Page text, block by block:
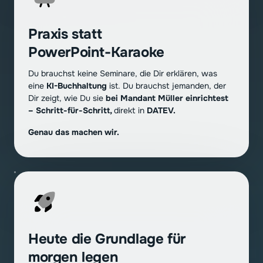
Praxis statt
PowerPoint-Karaoke
Du brauchst keine Seminare, die Dir erklären, was
eine KI-Buchhaltung ist. Du brauchst jemanden, der
Dir zeigt, wie Du sie bei Mandant Müller einrichtest
– Schritt-für-Schritt, direkt in DATEV.
Genau das machen wir.
Heute die Grundlage für
morgen legen